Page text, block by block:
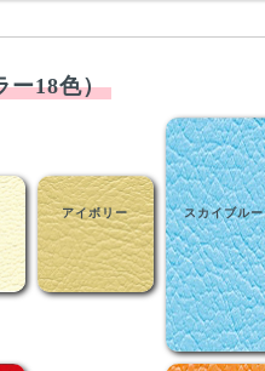
ー18色）
アイボリー スカイブルー